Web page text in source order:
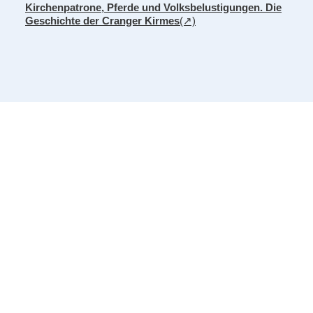
Kirchenpatrone, Pferde und Volksbelustigungen. Die
Geschichte der Cranger Kirmes